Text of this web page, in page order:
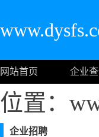
网站首页 企业
位置：
企业招聘